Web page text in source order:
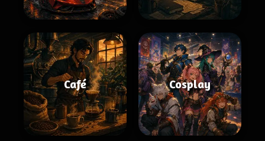
Café Cosplay